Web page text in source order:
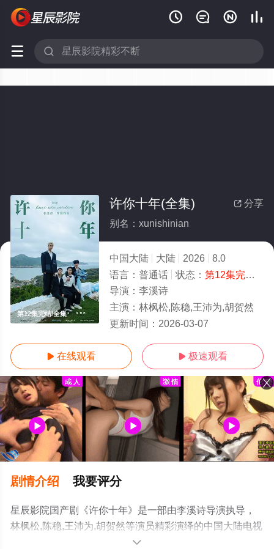
   
 
第12集完结/全集
 分享
许你十年(全集)
别名：xunishinian
中国大陆 大陆 2026
8.0
语言： 普通话 状态： 第12集完结
导演： 李溪诗
主演： 林枫松,陈稳,王沛为,胡贺然
更新时间： 2026-03-07
 在线观看  极速观看
剧情介绍 我要评分
星辰影院国产剧《许你十年》是一部由李溪诗导演执导，
林枫松,陈稳,王沛为,胡贺然等演员精彩演绎的中国大陆电视
剧，大结局剧情已揭晓（第12集完结），手机免费观看高
